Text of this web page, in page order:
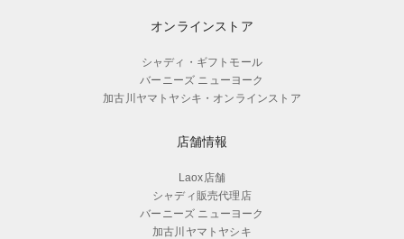
オンラインストア
シャディ・ギフトモール
バーニーズ ニューヨーク
加古川ヤマトヤシキ・オンラインストア
店舗情報
Laox店舗
シャディ販売代理店
バーニーズ ニューヨーク
加古川ヤマトヤシキ